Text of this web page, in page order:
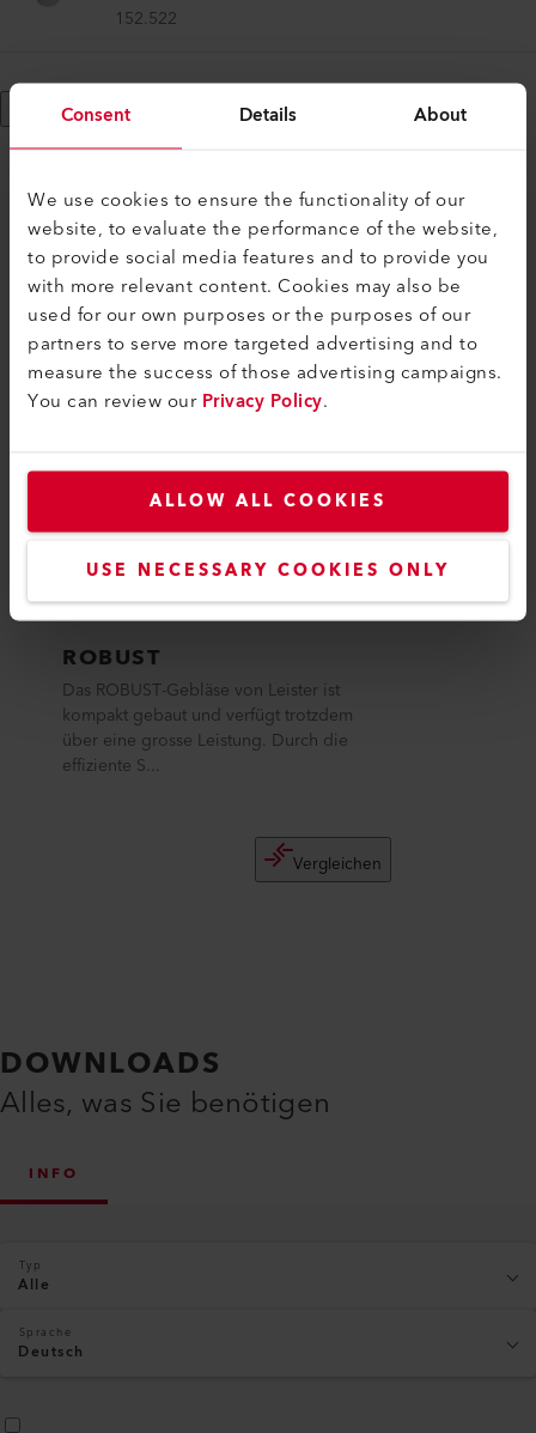
Consent Details About
We use cookies to ensure the functionality of our
website, to evaluate the performance of the website,
to provide social media features and to provide you
with more relevant content. Cookies may also be
used for our own purposes or the purposes of our
partners to serve more targeted advertising and to
measure the success of those advertising campaigns.
You can review ourPrivacy Policy.
ALLOW ALL COOKIES
USE NECESSARY COOKIES ONLY
152.522
Mehr anzeigen
KOMPATIBEL
Perfekt für diese Produkte
ROBUST
Das ROBUST-Gebläse von Leister ist
kompakt gebaut und verfügt trotzdem
über eine grosse Leistung. Durch die
effiziente S...
Vergleichen
DOWNLOADS
Alles, was Sie benötigen
INFO
Typ
Alle
Sprache
Deutsch